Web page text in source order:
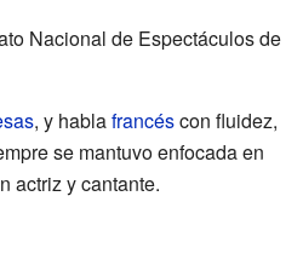
Nacional de Espectáculos de
, y hablafrancéscon fluidez,
se mantuvo enfocada en
actriz y cantante.